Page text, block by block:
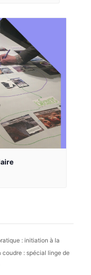
: initiation à la
coudre : spécial linge de